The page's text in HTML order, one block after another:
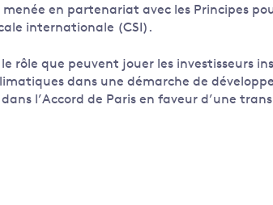
en partenariat avec les Principes
internationale (CSI).
rôle que peuvent jouer les investisseurs
dans une démarche de
l’Accord de Paris en faveur d’une